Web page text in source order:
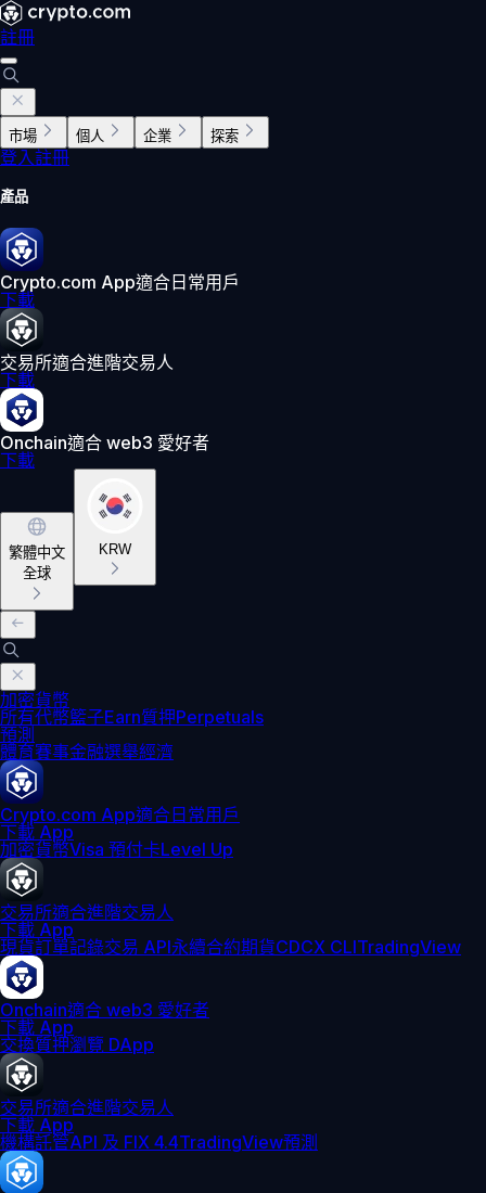
註冊
市場 個人 企業 探索
登入註冊
產品
Crypto.com App適合日常用戶
下載
交易所適合進階交易人
下載
Onchain適合 web3 愛好者
下載
繁體中文
全球
KRW
加密貨幣
所有代幣籃子Earn質押Perpetuals
預測
體育賽事金融選舉經濟
Crypto.com App適合日常用戶
下載 App
加密貨幣Visa 預付卡Level Up
交易所適合進階交易人
下載 App
現貨訂單記錄交易 API永續合約期貨CDCX CLITradingView
Onchain適合 web3 愛好者
下載 App
交換質押瀏覽 DApp
交易所適合進階交易人
下載 App
機構託管API 及 FIX 4.4TradingView預測